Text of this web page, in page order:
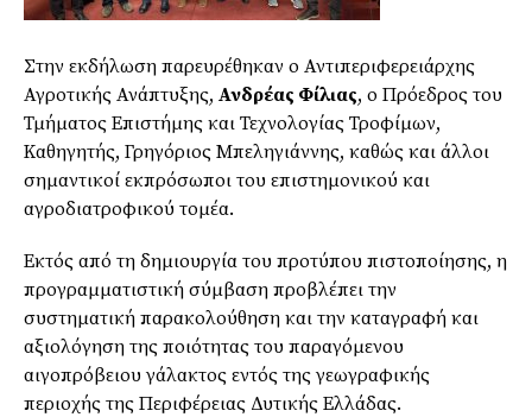
Στην εκδήλωση παρευρέθηκαν ο Αντιπεριφερειάρχης
Αγροτικής Ανάπτυξης, Ανδρέας Φίλιας, ο Πρόεδρος του
Τμήματος Επιστήμης και Τεχνολογίας Τροφίμων,
Καθηγητής, Γρηγόριος Μπεληγιάννης, καθώς και άλλοι
σημαντικοί εκπρόσωποι του επιστημονικού και
αγροδιατροφικού τομέα.
Εκτός από τη δημιουργία του προτύπου πιστοποίησης, η
προγραμματιστική σύμβαση προβλέπει την
συστηματική παρακολούθηση και την καταγραφή και
αξιολόγηση της ποιότητας του παραγόμενου
αιγοπρόβειου γάλακτος εντός της γεωγραφικής
περιοχής της Περιφέρειας Δυτικής Ελλάδας.